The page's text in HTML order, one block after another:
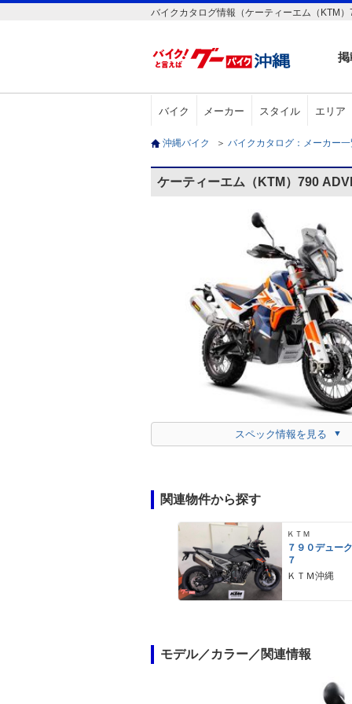
バイクカタログ情報（ケーティーエム（KTM
バイク メーカー スタイル エリア
沖縄バイク ＞ バイクカタログ：メーカー
ケーティーエム（KTM）790
スペック情報を見る
関連物件から探す
ＫＴＭ
７９０デュー
７
ＫＴＭ沖縄
モデル／カラー／関連情報